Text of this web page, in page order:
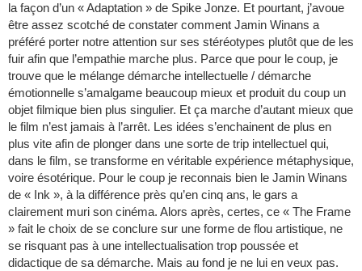
la façon d’un « Adaptation » de Spike Jonze. Et pourtant, j’avoue
être assez scotché de constater comment Jamin Winans a
préféré porter notre attention sur ses stéréotypes plutôt que de les
fuir afin que l’empathie marche plus. Parce que pour le coup, je
trouve que le mélange démarche intellectuelle / démarche
émotionnelle s’amalgame beaucoup mieux et produit du coup un
objet filmique bien plus singulier. Et ça marche d’autant mieux que
le film n’est jamais à l’arrêt. Les idées s’enchainent de plus en
plus vite afin de plonger dans une sorte de trip intellectuel qui,
dans le film, se transforme en véritable expérience métaphysique,
voire ésotérique. Pour le coup je reconnais bien le Jamin Winans
de « Ink », à la différence près qu’en cinq ans, le gars a
clairement muri son cinéma. Alors après, certes, ce « The Frame
» fait le choix de se conclure sur une forme de flou artistique, ne
se risquant pas à une intellectualisation trop poussée et
didactique de sa démarche. Mais au fond je ne lui en veux pas.